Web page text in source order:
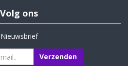
Volg ons
Nieuwsbrief